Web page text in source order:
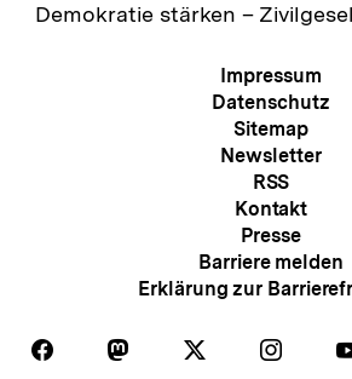
Zur
Demokratie stärken –
Meta-
Impressum
Datenschutz
Sitemap
Newsletter
RSS
Kontakt
Presse
Barriere melden
Erklärung zur
Folgen
Auf
Folgen Folgen Folgen
Auf